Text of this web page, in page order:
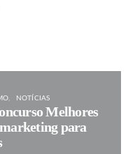
NOTÍCIAS
Melhores
para